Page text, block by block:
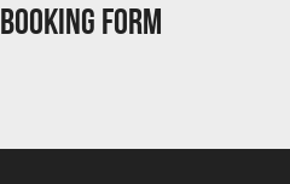
Booking Form